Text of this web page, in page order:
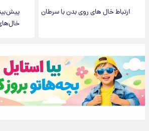
ارتباط خال های روی بدن با سرطان